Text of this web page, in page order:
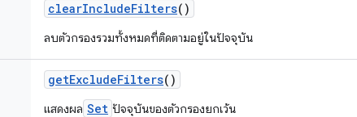
clearIncludeFilters()
ลบตัวกรองรวมทั้งหมดที่ติดตามอยู่ในปัจจุบัน
getExcludeFilters()
แสดงผล Set ปัจจุบันของตัวกรองยกเว้น